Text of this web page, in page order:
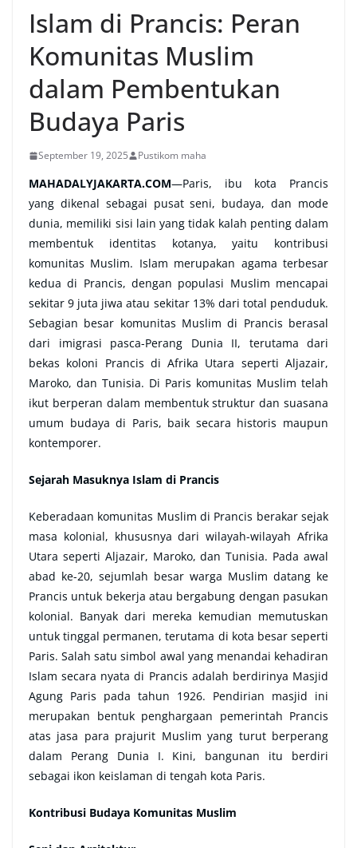
Islam di Prancis: Peran
Komunitas Muslim
dalam Pembentukan
Budaya Paris
September 19, 2025 Pustikom maha
MAHADALYJAKARTA.COM—Paris, ibu kota Prancis
yang dikenal sebagai pusat seni, budaya, dan mode
dunia, memiliki sisi lain yang tidak kalah penting dalam
membentuk identitas kotanya, yaitu kontribusi
komunitas Muslim. Islam merupakan agama terbesar
kedua di Prancis, dengan populasi Muslim mencapai
sekitar 9 juta jiwa atau sekitar 13% dari total penduduk.
Sebagian besar komunitas Muslim di Prancis berasal
dari imigrasi pasca-Perang Dunia II, terutama dari
bekas koloni Prancis di Afrika Utara seperti Aljazair,
Maroko, dan Tunisia. Di Paris komunitas Muslim telah
ikut berperan dalam membentuk struktur dan suasana
umum budaya di Paris, baik secara historis maupun
kontemporer.
Sejarah Masuknya Islam di Prancis
Keberadaan komunitas Muslim di Prancis berakar sejak
masa kolonial, khususnya dari wilayah-wilayah Afrika
Utara seperti Aljazair, Maroko, dan Tunisia. Pada awal
abad ke-20, sejumlah besar warga Muslim datang ke
Prancis untuk bekerja atau bergabung dengan pasukan
kolonial. Banyak dari mereka kemudian memutuskan
untuk tinggal permanen, terutama di kota besar seperti
Paris. Salah satu simbol awal yang menandai kehadiran
Islam secara nyata di Prancis adalah berdirinya Masjid
Agung Paris pada tahun 1926. Pendirian masjid ini
merupakan bentuk penghargaan pemerintah Prancis
atas jasa para prajurit Muslim yang turut berperang
dalam Perang Dunia I. Kini, bangunan itu berdiri
sebagai ikon keislaman di tengah kota Paris.
Kontribusi Budaya Komunitas Muslim